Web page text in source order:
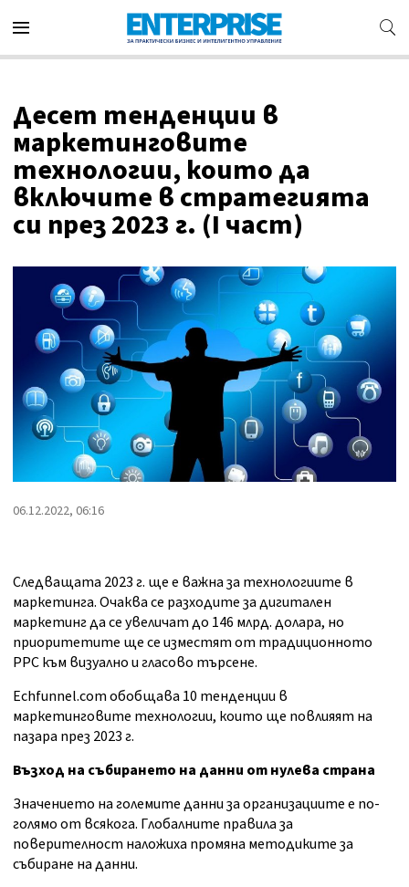
Десет тенденции в
маркетинговите
технологии, които да
включите в стратегията
си през 2023 г. (I част)
06.12.2022, 06:16
Следващата 2023 г. ще е важна за технологиите в
маркетинга. Очаква се разходите за дигитален
маркетинг да се увеличат до 146 млрд. долара, но
приоритетите ще се изместят от традиционното
PPC към визуално и гласово търсене.
Echfunnel.com обобщава 10 тенденции в
маркетинговите технологии, които ще повлияят на
пазара през 2023 г.
Възход на събирането на данни от нулева страна
Значението на големите данни за организациите е по-
голямо от всякога. Глобалните правила за
поверителност наложиха промяна методиките за
събиране на данни.